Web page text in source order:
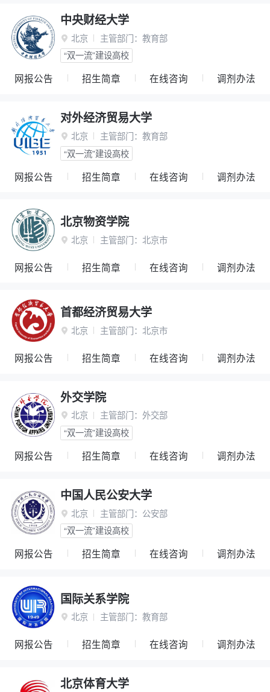
中央财经大学
 北京 主管部门： 教育部
“双一流”建设高校
网报公告 招生简章 在线咨询 调剂办法
对外经济贸易大学
 北京 主管部门： 教育部
“双一流”建设高校
网报公告 招生简章 在线咨询 调剂办法
北京物资学院
 北京 主管部门： 北京市
网报公告 招生简章 在线咨询 调剂办法
首都经济贸易大学
 北京 主管部门： 北京市
网报公告 招生简章 在线咨询 调剂办法
外交学院
 北京 主管部门： 外交部
“双一流”建设高校
网报公告 招生简章 在线咨询 调剂办法
中国人民公安大学
 北京 主管部门： 公安部
“双一流”建设高校
网报公告 招生简章 在线咨询 调剂办法
国际关系学院
 北京 主管部门： 教育部
网报公告 招生简章 在线咨询 调剂办法
北京体育大学